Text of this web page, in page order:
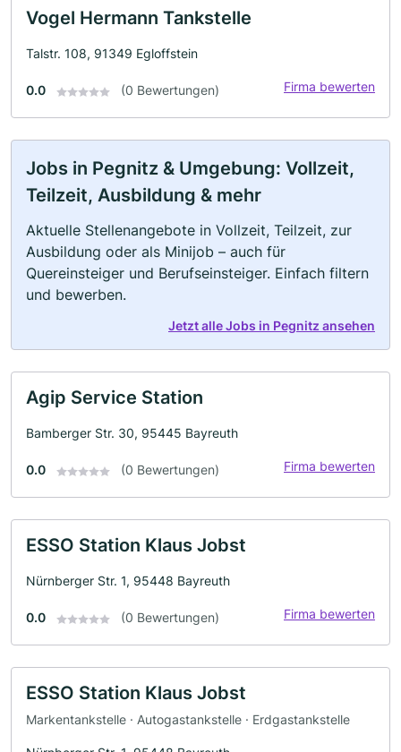
Vogel Hermann Tankstelle
Talstr. 108, 91349 Egloffstein
0.0 (0 Bewertungen) Firma bewerten
Jobs in Pegnitz & Umgebung: Vollzeit,
Teilzeit, Ausbildung & mehr
Aktuelle Stellenangebote in Vollzeit, Teilzeit, zur
Ausbildung oder als Minijob – auch für
Quereinsteiger und Berufseinsteiger. Einfach filtern
und bewerben.
Jetzt alle Jobs in Pegnitz ansehen
Agip Service Station
Bamberger Str. 30, 95445 Bayreuth
0.0 (0 Bewertungen) Firma bewerten
ESSO Station Klaus Jobst
Nürnberger Str. 1, 95448 Bayreuth
0.0 (0 Bewertungen) Firma bewerten
ESSO Station Klaus Jobst
Markentankstelle · Autogastankstelle · Erdgastankstelle